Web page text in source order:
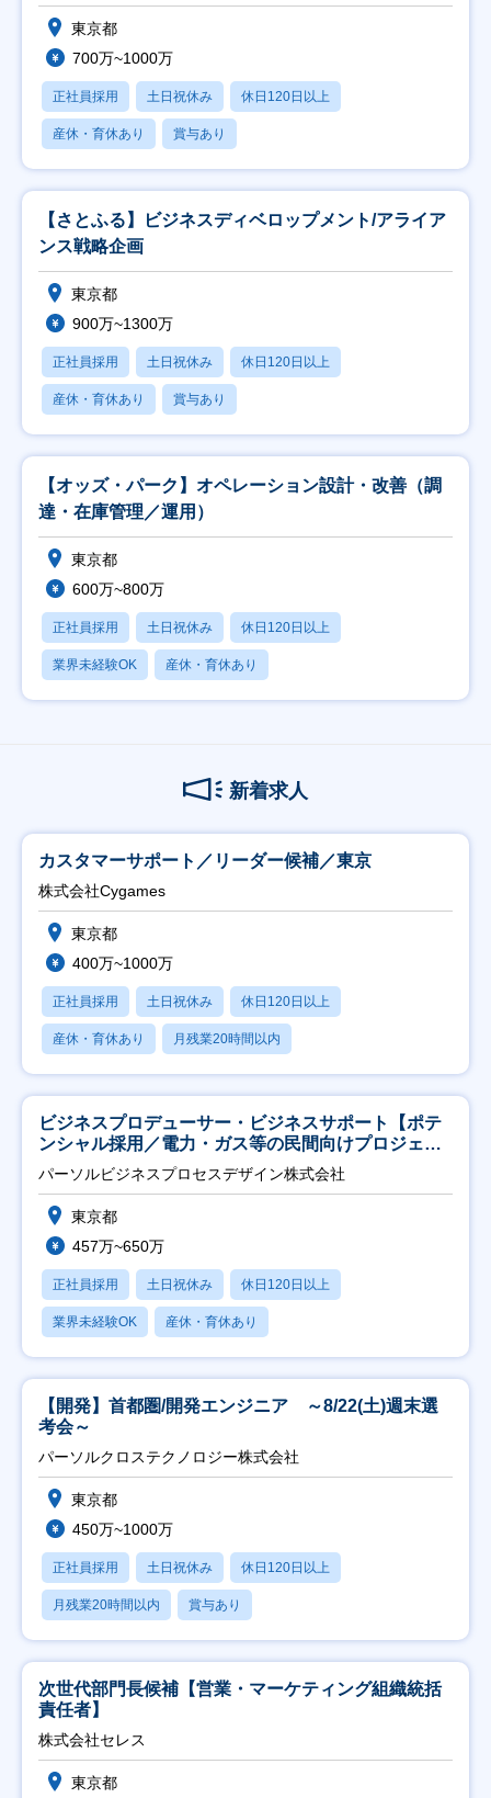
東京都
700万~1000万
正社員採用 土日祝休み 休日120日以上
産休・育休あり 賞与あり
【さとふる】ビジネスディベロップメント/アライア
ンス戦略企画
東京都
900万~1300万
正社員採用 土日祝休み 休日120日以上
産休・育休あり 賞与あり
【オッズ・パーク】オペレーション設計・改善（調
達・在庫管理／運用）
東京都
600万~800万
正社員採用 土日祝休み 休日120日以上
業界未経験OK 産休・育休あり
新着求人
カスタマーサポート／リーダー候補／東京
株式会社Cygames
東京都
400万~1000万
正社員採用 土日祝休み 休日120日以上
産休・育休あり 月残業20時間以内
ビジネスプロデューサー・ビジネスサポート【ポテ
ンシャル採用／電力・ガス等の民間向けプロジェク
ト推進】
パーソルビジネスプロセスデザイン株式会社
東京都
457万~650万
正社員採用 土日祝休み 休日120日以上
業界未経験OK 産休・育休あり
【開発】首都圏/開発エンジニア ～8/22(土)週末選
考会～
パーソルクロステクノロジー株式会社
東京都
450万~1000万
正社員採用 土日祝休み 休日120日以上
月残業20時間以内 賞与あり
次世代部門長候補【営業・マーケティング組織統括
責任者】
株式会社セレス
東京都